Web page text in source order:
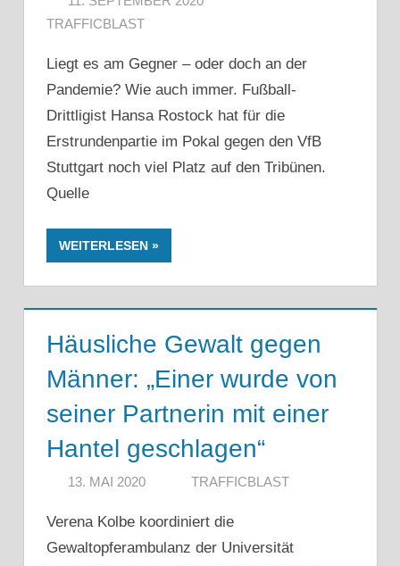
TRAFFICBLAST
Liegt es am Gegner – oder doch an der
Pandemie? Wie auch immer. Fußball-
Drittligist Hansa Rostock hat für die
Erstrundenpartie im Pokal gegen den VfB
Stuttgart noch viel Platz auf den Tribünen.
Quelle
WEITERLESEN
Häusliche Gewalt gegen
Männer: „Einer wurde von
seiner Partnerin mit einer
Hantel geschlagen“
13. MAI 2020 TRAFFICBLAST
Verena Kolbe koordiniert die
Gewaltopferambulanz der Universität